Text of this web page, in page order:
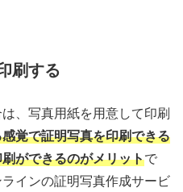
刷する
、写真用紙を用意して印刷
覚で証明写真を印刷できる
ができるのがメリットで
インの証明写真作成サービ